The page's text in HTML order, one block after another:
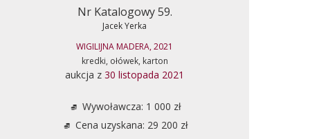
Nr Katalogowy 59.
Jacek Yerka
WIGILIJNA MADERA, 2021
kredki, ołówek, karton
aukcja z 30 listopada 2021
Wywoławcza: 1 000 zł
Cena uzyskana: 29 200 zł